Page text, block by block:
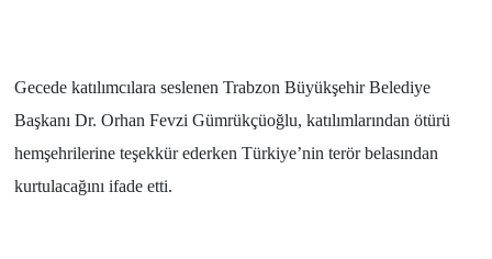
Gecede katılımcılara seslenen Trabzon Büyükşehir Belediye
Başkanı Dr. Orhan Fevzi Gümrükçüoğlu, katılımlarından ötürü
hemşehrilerine teşekkür ederken Türkiye’nin terör belasından
kurtulacağını ifade etti.